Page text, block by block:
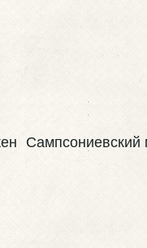
Сампсониевский